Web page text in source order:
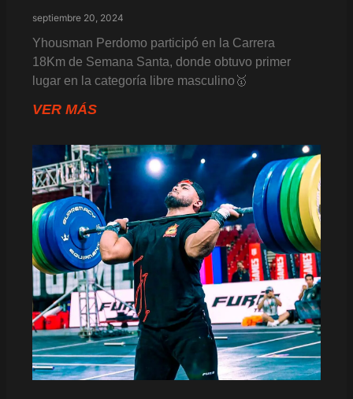
septiembre 20, 2024
Yhousman Perdomo participó en la Carrera
18Km de Semana Santa, donde obtuvo primer
lugar en la categoría libre masculino🥇
VER MÁS